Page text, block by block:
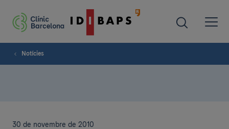
Notícies
30 de novembre de 2010